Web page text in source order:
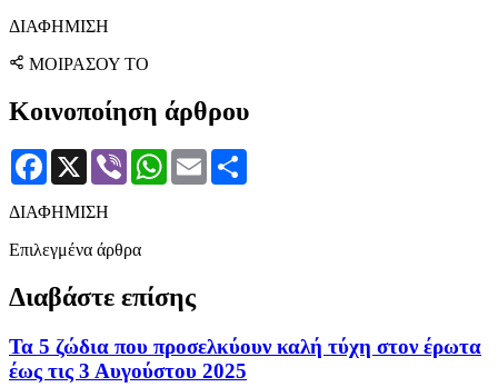
ΔΙΑΦΗΜΙΣΗ
ΜΟΙΡΑΣΟΥ ΤΟ
Κοινοποίηση άρθρου
Facebook
X Viber WhatsApp
Email
ΔΙΑΦΗΜΙΣΗ
Επιλεγμένα άρθρα
Διαβάστε επίσης
Τα 5 ζώδια που προσελκύουν καλή τύχη στον έρωτα
έως τις 3 Αυγούστου 2025